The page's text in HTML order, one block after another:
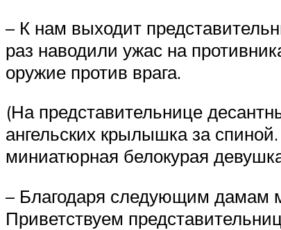
– К нам выходит
раз наводили ужас на
оружие против врага.
(На представительнице
ангельских крылышка за
миниатюрная белокурая
– Благодаря следующим дамам
Приветствуем